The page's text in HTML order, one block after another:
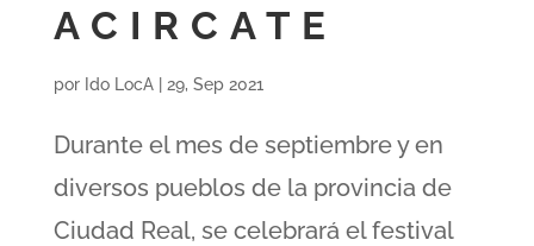
ACIRCATE
por Ido LocA| 29, Sep 2021
Durante el mes de septiembre y en
diversos pueblos de la provincia de
Ciudad Real, se celebrará el festival